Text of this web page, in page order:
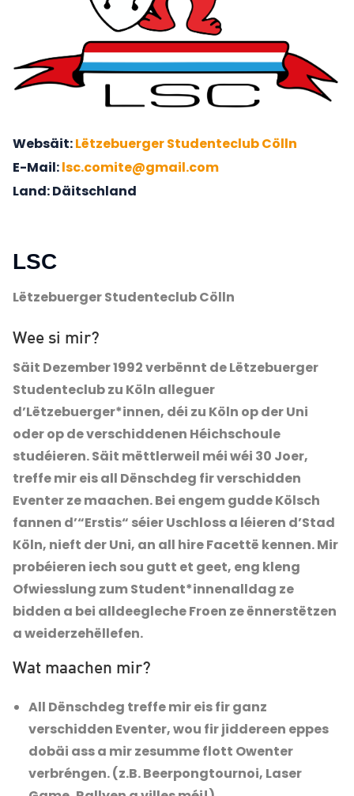
Websäit Lëtzebuerger Studenteclub Cölln
E-Mail lsc.comite@gmail.com
Land Däitschland
LSC
Lëtzebuerger Studenteclub Cölln
Wee si mir?
Säit Dezember 1992 verbënnt de Lëtzebuerger
Studenteclub zu Köln alleguer
d’Lëtzebuerger*innen, déi zu Köln op der Uni
oder op de verschiddenen Héichschoule
studéieren. Säit mëttlerweil méi wéi 30 Joer,
treffe mir eis all Dënschdeg fir verschidden
Eventer ze maachen. Bei engem gudde Kölsch
fannen d’“Erstis“ séier Uschloss a léieren d’Stad
Köln, nieft der Uni, an all hire Facettë kennen. Mir
probéieren iech sou gutt et geet, eng kleng
Ofwiesslung zum Student*innenalldag ze
bidden a bei alldeegleche Froen ze ënnerstëtzen
a weiderzehëllefen.
Wat maachen mir?
All Dënschdeg treffe mir eis fir ganz
verschidden Eventer, wou fir jiddereen eppes
dobäi ass a mir zesumme flott Owenter
verbréngen. (z.B. Beerpongtournoi, Laser